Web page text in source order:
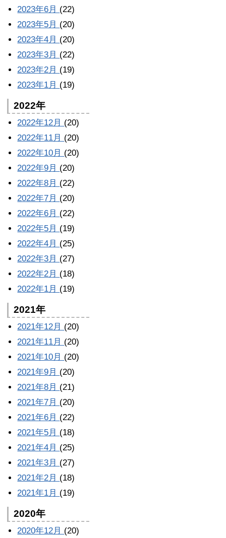
2023年6月 (22)
2023年5月 (20)
2023年4月 (20)
2023年3月 (22)
2023年2月 (19)
2023年1月 (19)
2022年
2022年12月 (20)
2022年11月 (20)
2022年10月 (20)
2022年9月 (20)
2022年8月 (22)
2022年7月 (20)
2022年6月 (22)
2022年5月 (19)
2022年4月 (25)
2022年3月 (27)
2022年2月 (18)
2022年1月 (19)
2021年
2021年12月 (20)
2021年11月 (20)
2021年10月 (20)
2021年9月 (20)
2021年8月 (21)
2021年7月 (20)
2021年6月 (22)
2021年5月 (18)
2021年4月 (25)
2021年3月 (27)
2021年2月 (18)
2021年1月 (19)
2020年
2020年12月 (20)